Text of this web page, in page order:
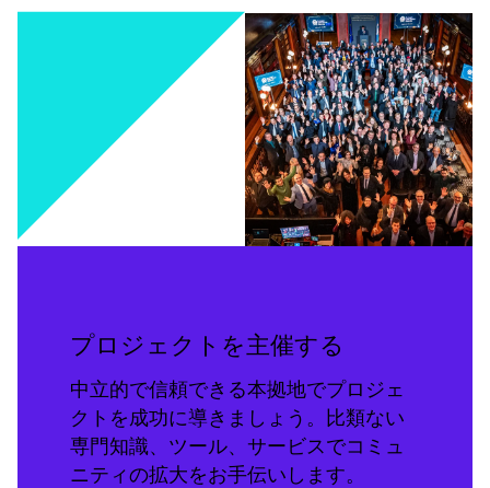
プロジェクトを主催する
中立的で信頼できる本拠地でプロジェ
クトを成功に導きましょう。比類ない
専門知識、ツール、サービスでコミュ
ニティの拡大をお手伝いします。